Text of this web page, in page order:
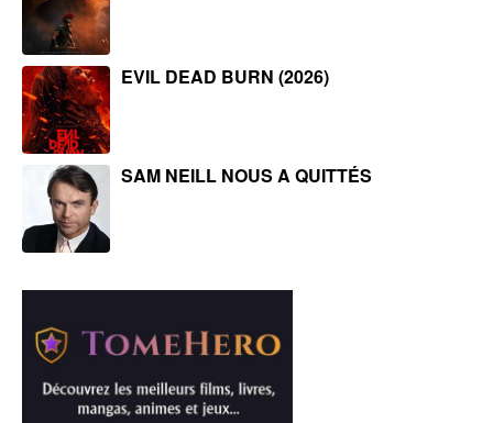
EVIL DEAD BURN (2026)
SAM NEILL NOUS A QUITTÉS